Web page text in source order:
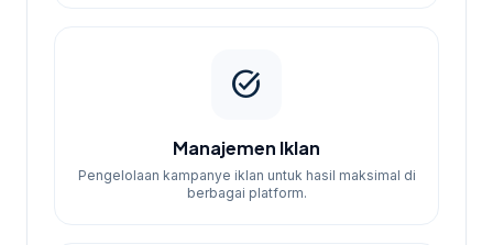
task_alt
Manajemen Iklan
Pengelolaan kampanye iklan untuk hasil maksimal di
berbagai platform.